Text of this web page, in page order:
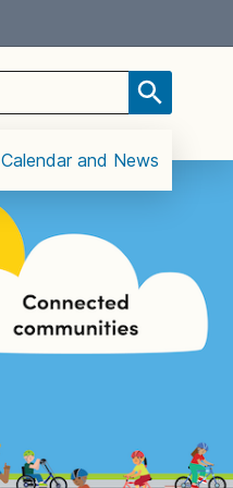
Calendar and News